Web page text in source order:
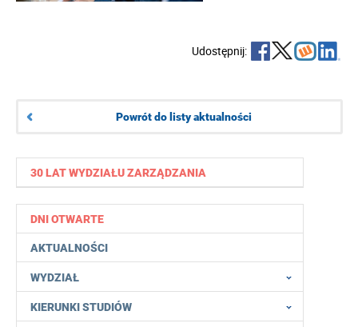
30 LAT WYDZIAŁU ZARZĄDZANIA
DNI OTWARTE
AKTUALNOŚCI
WYDZIAŁ
KIERUNKI STUDIÓW
Udostępnij:
Powrót do listy aktualności